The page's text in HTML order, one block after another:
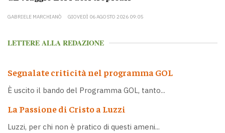
GABRIELE MARCHIANÒ GIOVEDÌ 06 AGOSTO 2026 09:05
LETTERE ALLA REDAZIONE
Segnalate criticità nel programma GOL
È uscito il bando del Programma GOL, tanto...
La Passione di Cristo a Luzzi
Luzzi, per chi non è pratico di questi ameni...